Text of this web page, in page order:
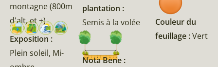
montagne (800m
d'alt, et +)
Exposition :
Plein soleil, Mi-
plantation :
Semis à la volée
Nota Bene :
Couleur du
feuillage :Vert